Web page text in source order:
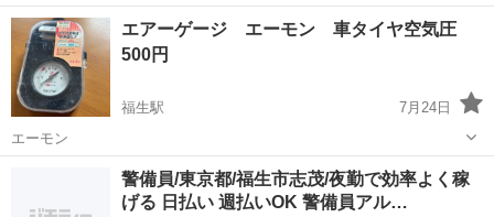
します。
東京 福生市 福生駅 マンウィズ
エアーゲージ エーモン 車タイヤ空気圧
500円
福生駅
7月24日
エーモン
福生市 福生駅 その他 エーモン
警備員/東京都/福生市志茂/夜勤で効率よく稼
げる 日払い 週払いOK 警備員アル…